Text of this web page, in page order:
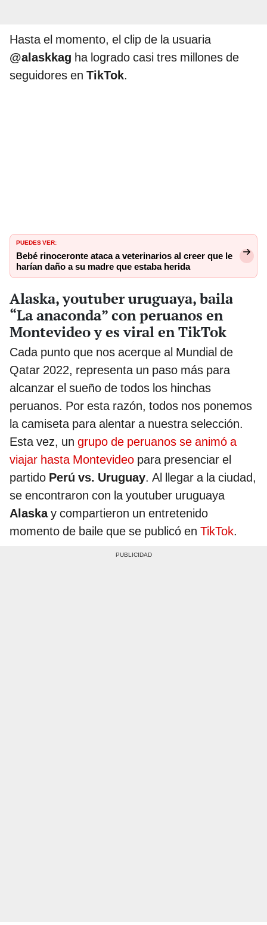
Hasta el momento, el clip de la usuaria
@alaskkag ha logrado casi tres millones de
seguidores en TikTok.
PUEDES VER:
Bebé rinoceronte ataca a veterinarios al creer que le
harían daño a su madre que estaba herida
Alaska, youtuber uruguaya, baila
“La anaconda” con peruanos en
Montevideo y es viral en TikTok
Cada punto que nos acerque al Mundial de
Qatar 2022, representa un paso más para
alcanzar el sueño de todos los hinchas
peruanos. Por esta razón, todos nos ponemos
la camiseta para alentar a nuestra selección.
Esta vez, un grupo de peruanos se animó a
viajar hasta Montevideo para presenciar el
partido Perú vs. Uruguay. Al llegar a la ciudad,
se encontraron con la youtuber uruguaya
Alaskay compartieron un entretenido
momento de baile que se publicó en TikTok.